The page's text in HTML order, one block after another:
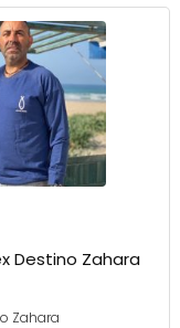
Destino Zahara
Zahara